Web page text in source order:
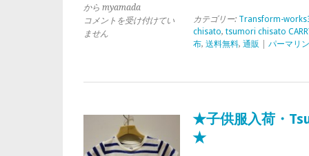
から myamada
★
北
お
CARRY（ツ
モ
コメントを受け付けてい
ません
カテゴリー: Transform-
chisato, tsumori chisato
布, 送料無料, 通販 パーマリ
★子供服入荷・
★